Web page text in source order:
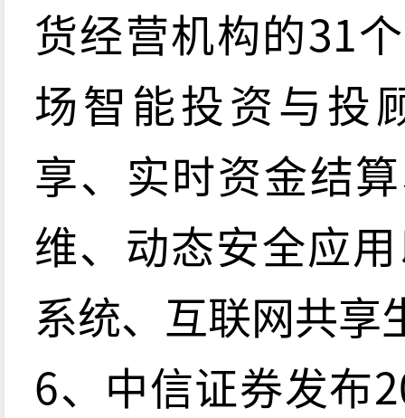
货经营机构的31
场智能投资与投
享、实时资金结
维、动态安全应
系统、互联网共享
6、中信证券发布